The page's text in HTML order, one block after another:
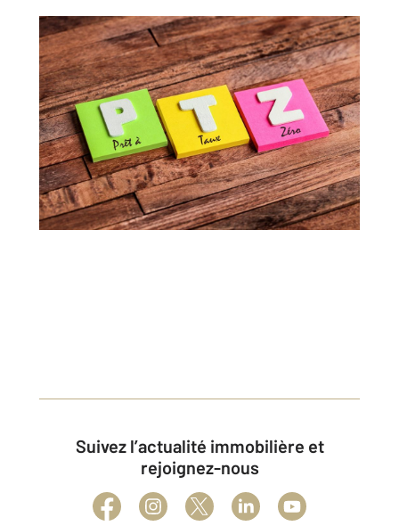
Suivez l’actualité immobilière et
rejoignez-nous